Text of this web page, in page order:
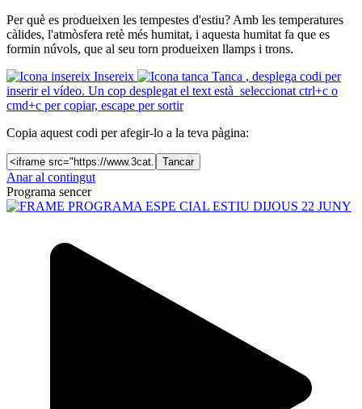
Per què es produeixen les tempestes d'estiu? Amb les temperatures
càlides, l'atmòsfera retè més humitat, i aquesta humitat fa que es
formin núvols, que al seu torn produeixen llamps i trons.
Insereix
Tanca , desplega codi per
inserir el vídeo. Un cop desplegat el text està seleccionat ctrl+c o
cmd+c per copiar, escape per sortir
Copia aquest codi per afegir-lo a la teva pàgina:
Tancar
Anar al contingut
Programa sencer